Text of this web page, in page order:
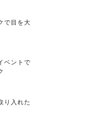
で目を大
ベントで
り入れた